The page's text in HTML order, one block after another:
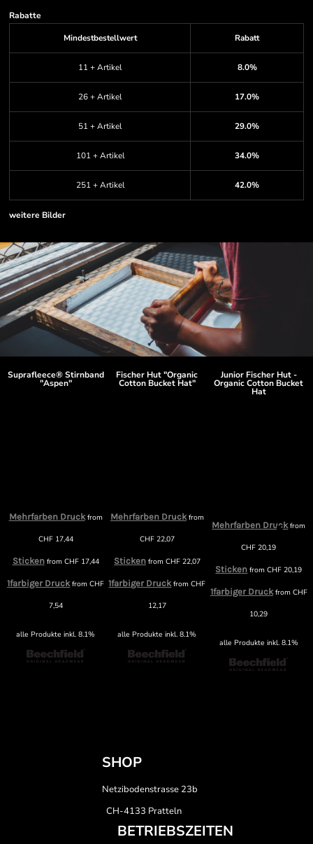
Rabatte
Mindestbestellwert
Rabatt
11 + Artikel 8.0%
26 + Artikel 17.0%
51 + Artikel 29.0%
101 + Artikel 34.0%
251 + Artikel 42.0%
weitere Bilder
Suprafleece® Stirnband
"Aspen"
Mehrfarben Druckfrom
CHF17,44
Stickenfrom CHF17,44
1farbiger DruckfromCHF
7,54
alle Produkte inkl. 8.1%
Fischer Hut "Organic
Cotton Bucket Hat"
Mehrfarben Druckfrom
CHF22,07
Stickenfrom CHF22,07
1farbiger DruckfromCHF
12,17
alle Produkte inkl. 8.1%
Junior Fischer Hut -
Organic Cotton Bucket
Hat
Mehrfarben Druckfrom
CHF 20,19
Sticken fromCHF 20,19
1farbiger Druckfrom CHF
10,29
alle Produkte inkl. 8.1%
SHOP
Netzibodenstrasse 23b
CH-4133 Pratteln
BETRIEBSZEITEN